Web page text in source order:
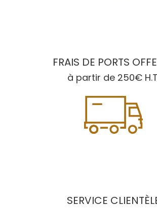
FRAIS DE PORTS
à partir de 250€
SERVICE